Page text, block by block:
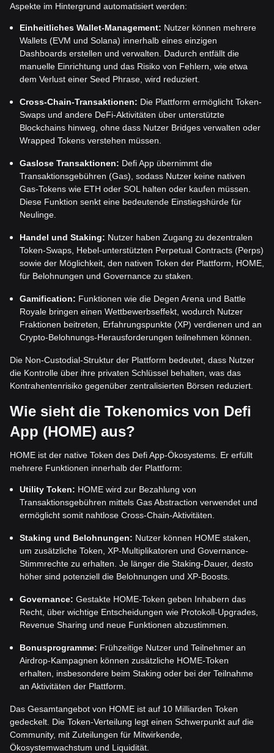
Aspekte im Hintergrund automatisiert werden:
Einheitliches Wallet-Management: Nutzer können mehrere
Wallets (EVM und Solana) innerhalb eines einzigen
Dashboards erstellen und verwalten. Dadurch entfällt die
manuelle Einrichtung und das Risiko von Fehlern, wie etwa
dem Verlust einer Seed Phrase, wird reduziert.
Cross-Chain-Transaktionen: Die Plattform ermöglicht Token-
Swaps und andere DeFi-Aktivitäten über unterstützte
Blockchains hinweg, ohne dass Nutzer Bridges verwalten oder
Wrapped Tokens verstehen müssen.
Gaslose Transaktionen: Defi App übernimmt die
Transaktionsgebühren (Gas), sodass Nutzer keine nativen
Gas-Tokens wie ETH oder SOL halten oder kaufen müssen.
Diese Funktion senkt eine bedeutende Einstiegshürde für
Neulinge.
Handel und Staking: Nutzer haben Zugang zu dezentralen
Token-Swaps, Hebel-unterstützten Perpetual Contracts (Perps)
sowie der Möglichkeit, den nativen Token der Plattform, HOME,
für Belohnungen und Governance zu staken.
Gamification: Funktionen wie die Degen Arena und Battle
Royale bringen einen Wettbewerbseffekt, wodurch Nutzer
Fraktionen beitreten, Erfahrungspunkte (XP) verdienen und an
Crypto-Belohnungs-Herausforderungen teilnehmen können.
Die Non-Custodial-Struktur der Plattform bedeutet, dass Nutzer
die Kontrolle über ihre privaten Schlüssel behalten, was das
Kontrahentenrisiko gegenüber zentralisierten Börsen reduziert.
Wie sieht die Tokenomics von Defi
App (HOME) aus?
HOME ist der native Token des Defi App-Ökosystems. Er erfüllt
mehrere Funktionen innerhalb der Plattform:
Utility Token: HOME wird zur Bezahlung von
Transaktionsgebühren mittels Gas Abstraction verwendet und
ermöglicht somit nahtlose Cross-Chain-Aktivitäten.
Staking und Belohnungen: Nutzer können HOME staken,
um zusätzliche Token, XP-Multiplikatoren und Governance-
Stimmrechte zu erhalten. Je länger die Staking-Dauer, desto
höher sind potenziell die Belohnungen und XP-Boosts.
Governance: Gestakte HOME-Token geben Inhabern das
Recht, über wichtige Entscheidungen wie Protokoll-Upgrades,
Revenue Sharing und neue Funktionen abzustimmen.
Bonusprogramme: Frühzeitige Nutzer und Teilnehmer an
Airdrop-Kampagnen können zusätzliche HOME-Token
erhalten, insbesondere beim Staking oder bei der Teilnahme
an Aktivitäten der Plattform.
Das Gesamtangebot von HOME ist auf 10 Milliarden Token
gedeckelt. Die Token-Verteilung legt einen Schwerpunkt auf die
Community, mit Zuteilungen für Mitwirkende,
Ökosystemwachstum und Liquidität.